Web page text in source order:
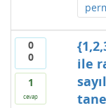
0
0
1
cevap
ile